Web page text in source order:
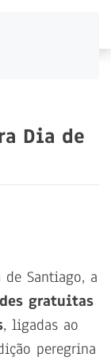
Dia de
Santiago, a
gratuitas
, ligadas ao
peregrina